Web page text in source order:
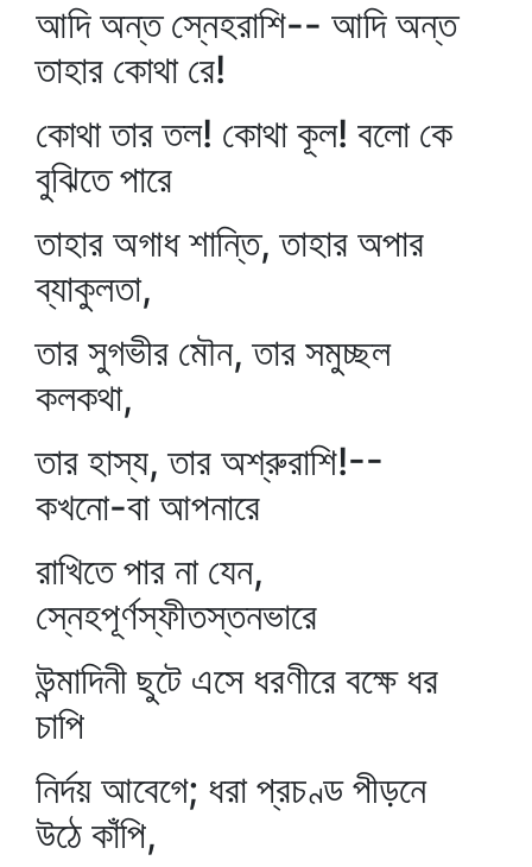
আদি অন্ত স্নেহরাশি-- আদি অন্ত
তাহার কোথা রে!
কোথা তার তল! কোথা কূল! বলো কে
বুঝিতে পারে
তাহার অগাধ শান্তি, তাহার অপার
ব্যাকুলতা,
তার সুগভীর মৌন, তার সমুচ্ছল
কলকথা,
তার হাস্য, তার অশ্রুরাশি!--
কখনো-বা আপনারে
রাখিতে পার না যেন,
স্নেহপূর্ণস্ফীতস্তনভারে
উন্মাদিনী ছুটে এসে ধরণীরে বক্ষে ধর
চাপি
নির্দয় আবেগে; ধরা প্রচণ্ড পীড়নে
উঠে কাঁপি,